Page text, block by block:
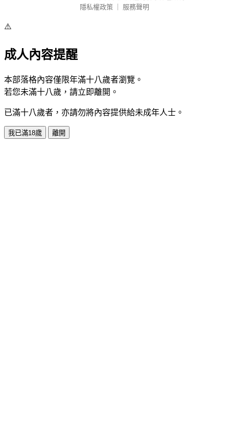
隱私權政策
服務聲明
⚠️
成人內容提醒
本部落格內容僅限年滿十八歲者瀏覽。
若您未滿十八歲，請立即離開。
已滿十八歲者，亦請勿將內容提供給未成年人士。
我已滿18歲 離開